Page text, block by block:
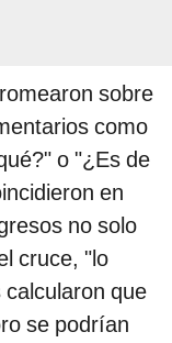
sobre
como
o "¿Es de
en
no solo
cruce, "lo
que
se podrían